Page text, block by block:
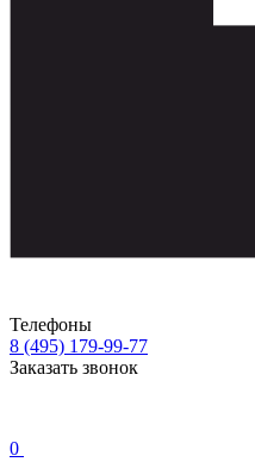
Телефоны
8 (495) 179-99-77
Заказать звонок
0